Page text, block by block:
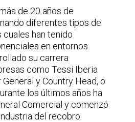
de 20 años de
diferentes tipos de
cuales han tenido
en entornos
su carrera
como Tessi Iberia
y Country Head, o
los últimos años ha
Comercial y comenzó
del recobro.